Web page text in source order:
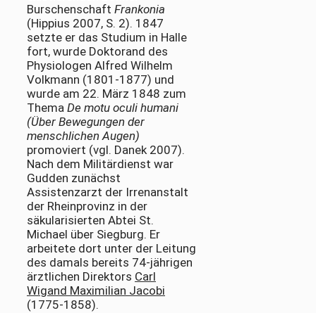
Burschenschaft Frankonia
(Hippius 2007, S. 2). 1847
setzte er das Studium in Halle
fort, wurde Doktorand des
Physiologen Alfred Wilhelm
Volkmann (1801-1877) und
wurde am 22. März 1848 zum
Thema De motu oculi humani
(Über Bewegungen der
menschlichen Augen)
promoviert (vgl. Danek 2007).
Nach dem Militärdienst war
Gudden zunächst
Assistenzarzt der Irrenanstalt
der Rheinprovinz in der
säkularisierten Abtei St.
Michael über Siegburg. Er
arbeitete dort unter der Leitung
des damals bereits 74-jährigen
ärztlichen Direktors Carl
Wigand Maximilian Jacobi
(1775-1858).